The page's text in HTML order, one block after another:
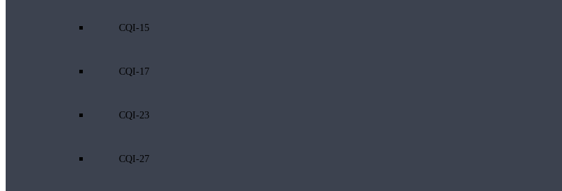
CQI-15
CQI-17
CQI-23
CQI-27